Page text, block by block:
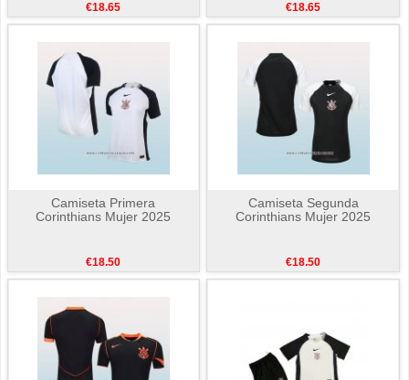
€18.65 €18.65
Camiseta Primera
Corinthians Mujer 2025
€18.50
Camiseta Segunda
Corinthians Mujer 2025
€18.50